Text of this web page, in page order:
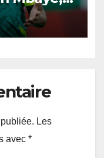
Les
avec *